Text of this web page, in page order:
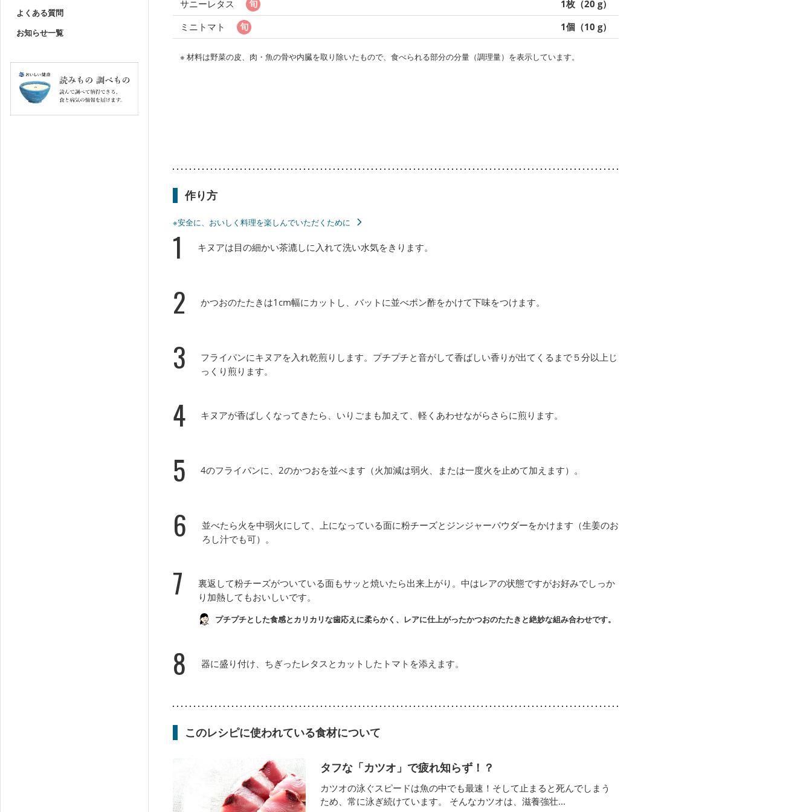
よくある質問
お知らせ一覧
サニーレタス
1枚（20 g）
ミニトマト
1個（10 g）
※ 材料は野菜の皮、肉・魚の骨や内臓を取り除いたもので、食べられる部分の分量（調理量）を表示しています。
作り方
※安全に、おいしく料理を楽しんでいただくために
1 キヌアは目の細かい茶漉しに入れて洗い水気をきります。
2 かつおのたたきは1cm幅にカットし、バットに並べポン酢をかけて下味をつけます。
3
フライパンにキヌアを入れ乾煎りします。プチプチと音がして香ばしい香りが出てくるまで５分以上じ
っくり煎ります。
4 キヌアが香ばしくなってきたら、いりごまも加えて、軽くあわせながらさらに煎ります。
5 4のフライパンに、2のかつおを並べます（火加減は弱火、または一度火を止めて加えます）。
6
並べたら火を中弱火にして、上になっている面に粉チーズとジンジャーパウダーをかけます（生姜のお
ろし汁でも可）。
7
裏返して粉チーズがついている面もサッと焼いたら出来上がり。中はレアの状態ですがお好みでしっか
り加熱してもおいしいです。
プチプチとした食感とカリカリな歯応えに柔らかく、レアに仕上がったかつおのたたきと絶妙な組み合わせです。
8 器に盛り付け、ちぎったレタスとカットしたトマトを添えます。
このレシピに使われている食材について
タフな「カツオ」で疲れ知らず！？
カツオの泳ぐスピードは魚の中でも最速！そして止まると死んでしまう
ため、常に泳ぎ続けています。 そんなカツオは、滋養強壮...